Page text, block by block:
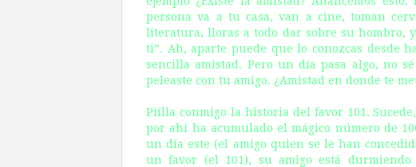
persona va a tu casa, van a cine, toman
literatura, lloras a todo dar sobre su hombro,
ti”. Ah, aparte puede que lo conozcas desde
sencilla amistad. Pero un día pasa algo, no
peleaste con tu amigo. ¿Amistad en donde te
Piílla conmigo la historia del favor 101.
por ahí ha acumulado el mágico número de
un día este (el amigo quien se le han
un favor (el 101), su amigo está